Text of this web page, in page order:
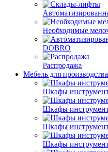
Необходимые
DOBRO
Распродажа
Мебель для производства
Шкафы
Шкафы
Шкафы
Шкафы